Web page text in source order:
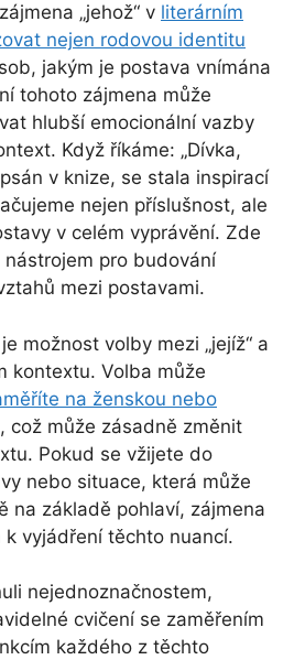
„jehož“ v literárním
nejen rodovou identitu
jakým je postava vnímána
tohoto zájmena může
hlubší emocionální vazby
Když říkáme: „Dívka,
v knize, se stala inspirací
nejen příslušnost, ale
v celém vyprávění. Zde
pro budování
mezi postavami.
možnost volby mezi „jejíž“ a
kontextu. Volba může
na ženskou nebo
, což může zásadně změnit
Pokud se vžijete do
nebo situace, která může
na základě pohlaví, zájmena
vyjádření těchto nuancí.
nejednoznačnostem,
cvičení se zaměřením
každého z těchto